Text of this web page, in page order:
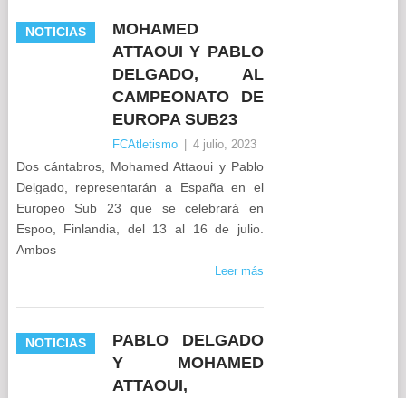
NOTICIAS
MOHAMED
ATTAOUI Y PABLO
DELGADO, AL
CAMPEONATO DE
EUROPA SUB23
FCAtletismo 4 julio, 2023
Dos cántabros, Mohamed Attaoui y Pablo
Delgado, representarán a España en el
Europeo Sub 23 que se celebrará en
Espoo, Finlandia, del 13 al 16 de julio.
Ambos
Leer más
NOTICIAS
PABLO DELGADO
Y MOHAMED
ATTAOUI,